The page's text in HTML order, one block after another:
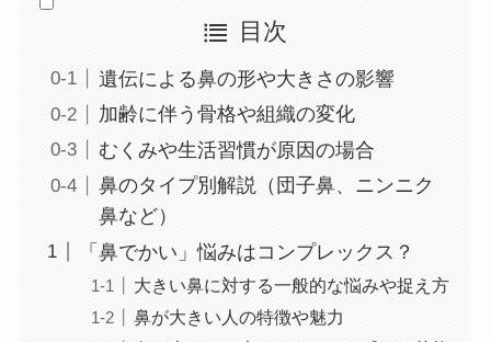
目次
遺伝による鼻の形や大きさの影響
加齢に伴う骨格や組織の変化
むくみや生活習慣が原因の場合
鼻のタイプ別解説（団子鼻、ニンニク
鼻など）
「鼻でかい」悩みはコンプレックス？
大きい鼻に対する一般的な悩みや捉え方
鼻が大きい人の特徴や魅力